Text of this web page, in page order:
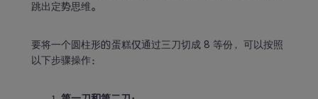
跳出定势思维。
要将一个圆柱形的蛋糕仅通过三刀切成 8 等份，可以按照
以下步骤操作：